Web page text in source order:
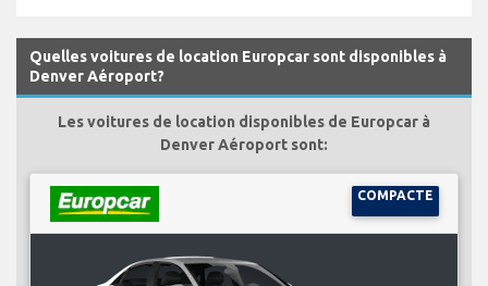
Quelles voitures de location Europcar sont disponibles à
Denver Aéroport?
Les voitures de location disponibles de Europcar à
Denver Aéroport sont:
COMPACTE